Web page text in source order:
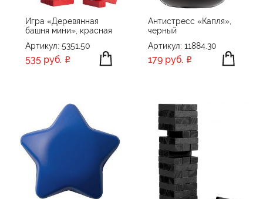
Игра «Деревянная
башня мини», красная
Артикул: 5351.50
535 руб.
Антистресс «Капля»,
черный
Артикул: 11884.30
179 руб.